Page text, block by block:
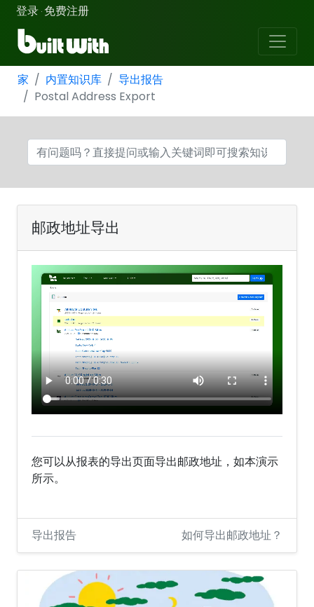
登录 · 免费注册
家 内置知识库
导出报告
Postal Address Export
邮政地址导出
您可以从报表的导出页面导出邮政地址，如本演示
所示。
导出报告 如何导出邮政地址？